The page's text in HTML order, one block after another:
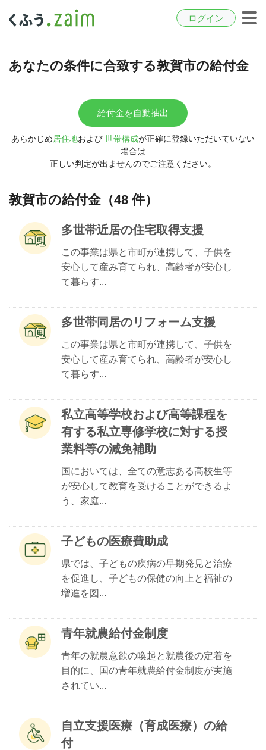
ログイン
あなたの条件に合致する敦賀市の給付金
給付金を自動抽出
あらかじめ居住地および 世帯構成が正確に登録いただいていない
場合は
正しい判定が出ませんのでご注意ください。
敦賀市の給付金（48 件）
多世帯近居の住宅取得支援
この事業は県と市町が連携して、子供を
安心して産み育てられ、高齢者が安心し
て暮らす...
多世帯同居のリフォーム支援
この事業は県と市町が連携して、子供を
安心して産み育てられ、高齢者が安心し
て暮らす...
私立高等学校および高等課程を
有する私立専修学校に対する授
業料等の減免補助
国においては、全ての意志ある高校生等
が安心して教育を受けることができるよ
う、家庭...
子どもの医療費助成
県では、子どもの疾病の早期発見と治療
を促進し、子どもの保健の向上と福祉の
増進を図...
青年就農給付金制度
青年の就農意欲の喚起と就農後の定着を
目的に、国の青年就農給付金制度が実施
されてい...
自立支援医療（育成医療）の給
付